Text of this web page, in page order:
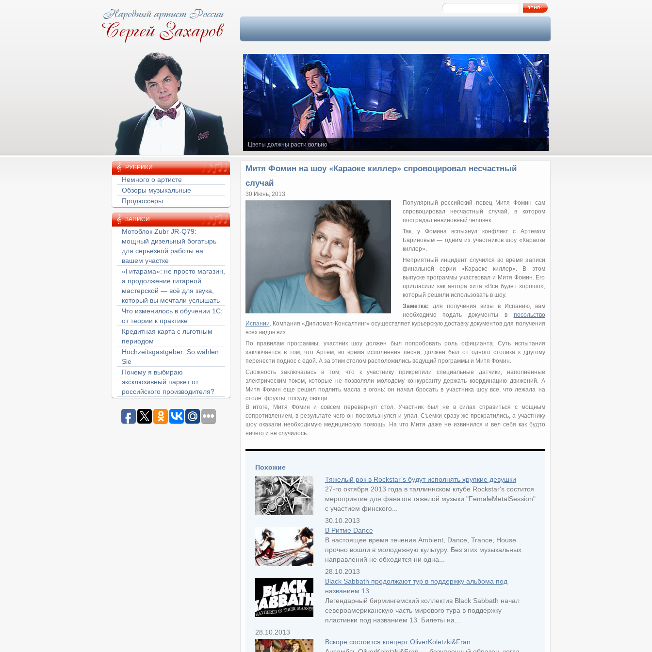
Цветы должны расти вольно
РУБРИКИ
Немного о артисте
Обзоры музыкальные
Продюссеры
ЗАПИСИ
Мотоблок Zubr JR-Q79:
мощный дизельный богатырь
для серьезной работы на
вашем участке
«Гитарама»: не просто магазин,
а продолжение гитарной
мастерской — всё для звука,
который вы мечтали услышать
Что изменилось в обучении 1С:
от теории к практике
Кредитная карта с льготным
периодом
Hochzeitsgastgeber: So wählen
Sie
Почему я выбираю
эксклюзивный паркет от
российского производителя?
Митя Фомин на шоу «Караоке киллер» спровоцировал несчастный
случай
30 Июнь, 2013
Популярный российский певец Митя Фомин сам
спровоцировал несчастный случай, в котором
пострадал невиновный человек.
Так, у Фомина вспыхнул конфликт с Артемом
Бариновым — одним из участников шоу «Караоке
киллер».
Неприятный инцидент случился во время записи
финальной серии «Караоке киллер». В этом
выпуске программы участвовал и Митя Фомин. Его
пригласили как автора хита «Все будет хорошо»,
который решили использовать в шоу.
Заметка: для получения визы в Испанию, вам
необходимо подать документы в посольство
Испании. Компания «Дипломат-Консалтинг» осуществляет курьерскую доставку документов для получения
всех видов виз.
По правилам программы, участник шоу должен был попробовать роль официанта. Суть испытания
заключается в том, что Артем, во время исполнения песни, должен был от одного столика к другому
перенести поднос с едой. А за этим столом расположились ведущий программы и Митя Фомин.
Сложность заключалась в том, что к участнику прикрепили специальные датчики, наполненные
электрическим током, которые не позволяли молодому конкурсанту держать координацию движений. А
Митя Фомин еще решил подлить масла в огонь: он начал бросать в участника шоу все, что лежала на
столе: фрукты, посуду, овощи.
В итоге, Митя Фомин и совсем перевернул стол. Участник был не в силах справиться с мощным
сопротивлением, в результате чего он поскользнулся и упал. Съемки сразу же прекратились, а участнику
шоу оказали необходимую медицинскую помощь. На что Митя даже не извинился и вел себя как будто
ничего и не случилось.
Похожие
Тяжелый рок в Rockstar’s будут исполнять хрупкие девушки
27-го октября 2013 года в таллиннском клубе Rockstar's состится
мероприятие для фанатов тяжелой музыки "FemaleMetalSession"
с участием финского...
30.10.2013
В Ритме Dance
В настоящее время течения Ambient, Dance, Trance, House
прочно вошли в молодежную культуру. Без этих музыкальных
направлений не обходится ни одна...
28.10.2013
Black Sabbath продолжают тур в поддержку альбома под
названием 13
Легендарный бирмингемский коллектив Black Sabbath начал
североамериканскую часть мирового тура в поддержку
пластинки под названием 13. Билеты на...
28.10.2013
Вскоре состоится концерт OliverKoletzki&Fran